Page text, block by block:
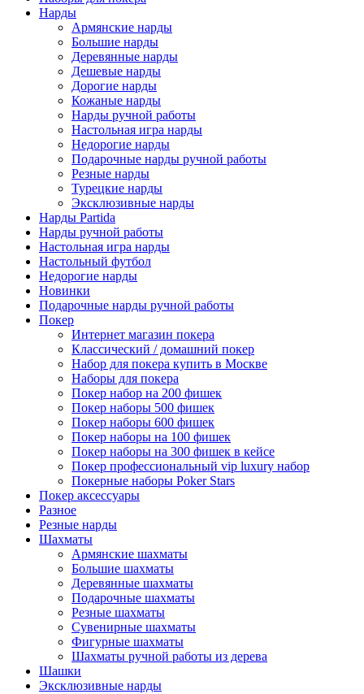
Нарды
Армянские нарды
Большие нарды
Деревянные нарды
Дешевые нарды
Дорогие нарды
Кожаные нарды
Нарды ручной работы
Настольная игра нарды
Недорогие нарды
Подарочные нарды ручной работы
Резные нарды
Турецкие нарды
Эксклюзивные нарды
Нарды Partida
Нарды ручной работы
Настольная игра нарды
Настольный футбол
Недорогие нарды
Новинки
Подарочные нарды ручной работы
Покер
Интернет магазин покера
Классический / домашний покер
Набор для покера купить в Москве
Наборы для покера
Покер набор на 200 фишек
Покер наборы 500 фишек
Покер наборы 600 фишек
Покер наборы на 100 фишек
Покер наборы на 300 фишек в кейсе
Покер профессиональный vip luxury набор
Покерные наборы Poker Stars
Покер аксессуары
Разное
Резные нарды
Шахматы
Армянские шахматы
Большие шахматы
Деревянные шахматы
Подарочные шахматы
Резные шахматы
Сувенирные шахматы
Фигурные шахматы
Шахматы ручной работы из дерева
Шашки
Эксклюзивные нарды